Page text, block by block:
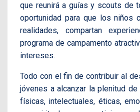
que reunirá a guías y scouts de
oportunidad para que los niños
realidades, compartan
programa de campamento
intereses.
Todo con el fin de contribuir al
jóvenes a alcanzar la plenitud
físicas, intelectuales, éticas,